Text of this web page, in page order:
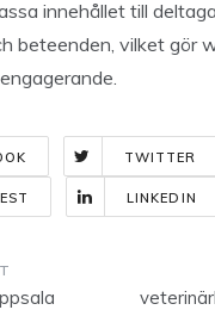
innehållet till
beteenden, vilket gör
TWITTER
LINKEDIN